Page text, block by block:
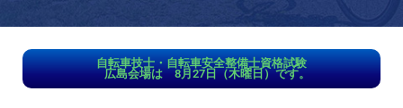
自転車技士・自転車安全整備士資格試験
広島会場は 8月27日（木曜日）です。